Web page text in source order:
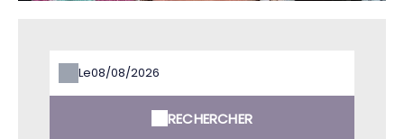
Le
RECHERCHER